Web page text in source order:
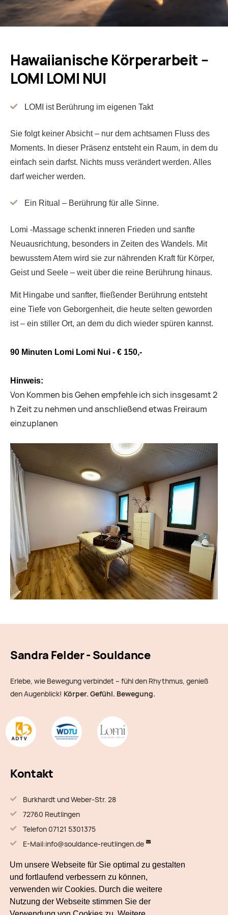
Um unsere Webseite für Sie optimal zu gestalten
und fortlaufend verbessern zu können,
verwenden wir Cookies. Durch die weitere
Nutzung der Webseite stimmen Sie der
Hawaiianische Körperarbeit –
LOMI LOMI NUI
LOMI ist Berührung im eigenen Takt
Sie folgt keiner Absicht – nur dem achtsamen Fluss des
Moments. In dieser Präsenz entsteht ein Raum, in dem du
einfach sein darfst. Nichts muss verändert werden. Alles
darf weicher werden.
Ein Ritual – Berührung für alle Sinne.
Lomi -Massage schenkt inneren Frieden und sanfte
Neuausrichtung, besonders in Zeiten des Wandels. Mit
bewusstem Atem wird sie zur nährenden Kraft für Körper,
Geist und Seele – weit über die reine Berührung hinaus.
Mit Hingabe und sanfter, fließender Berührung entsteht
eine Tiefe von Geborgenheit, die heute selten geworden
ist – ein stiller Ort, an dem du dich wieder spüren kannst.
90 Minuten Lomi Lomi Nui - € 150,-
Hinweis:
Von Kommen bis Gehen empfehle ich sich insgesamt 2
h Zeit zu nehmen und anschließend etwas Freiraum
einzuplanen
Sandra Felder - Souldance
Erlebe, wie Bewegung verbindet – fühl den Rhythmus, genieß
den Augenblick! Körper. Gefühl. Bewegung.
Kontakt
Burkhardt und Weber-Str. 28
72760 Reutlingen
Telefon 07121 5301375
E-Mail:info@souldance-reutlingen.de
Quick Links
Tanzen
Veranstaltungsraum